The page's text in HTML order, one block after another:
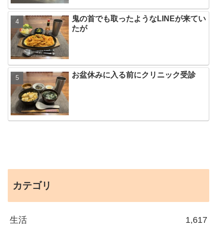
鬼の首でも取ったようなLINEが来てい
たが
お盆休みに入る前にクリニック受診
カテゴリ
生活 1,617